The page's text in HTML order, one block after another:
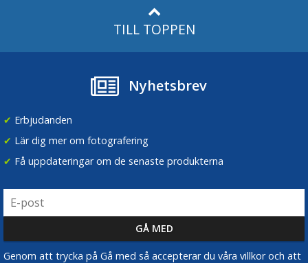
TILL TOPPEN
Nyhetsbrev
✔ Erbjudanden
✔ Lär dig mer om fotografering
✔ Få uppdateringar om de senaste produkterna
Genom att trycka på Gå med så accepterar du våra villkor och att